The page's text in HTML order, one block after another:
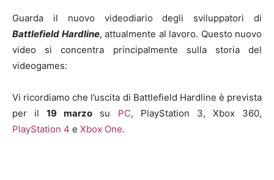
Guarda il nuovo videodiario degli sviluppatori di
Battlefield Hardline, attualmente al lavoro. Questo nuovo
video si concentra principalmente sulla storia del
videogames:
Vi ricordiamo che l’uscita di Battlefield Hardline è prevista
per il19 marzo su PC, PlayStation 3, Xbox 360,
PlayStation 4 e Xbox One.